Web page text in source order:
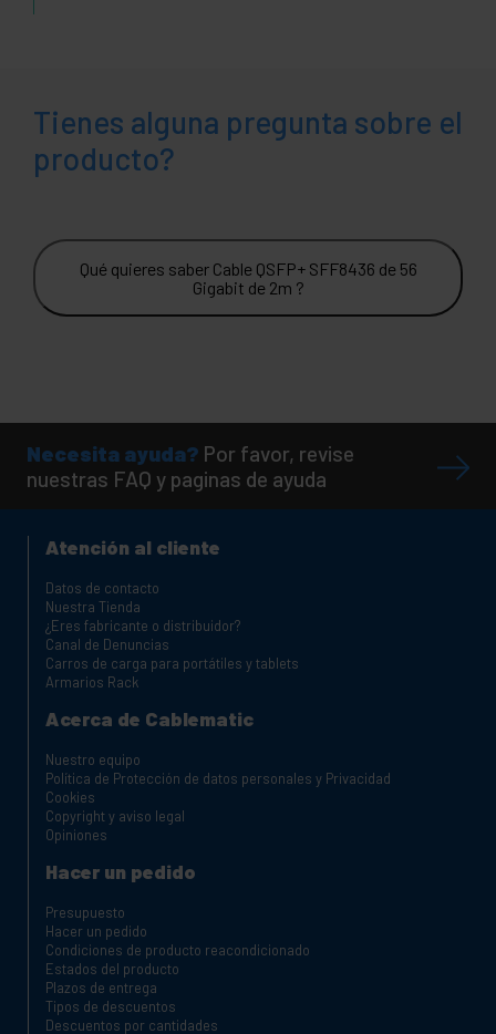
Tienes alguna pregunta sobre el
producto?
Qué quieres saber Cable QSFP+ SFF8436 de 56
Gigabit de 2m ?
Necesita ayuda? Por favor, revise
nuestras FAQ y paginas de ayuda
Atención al cliente
Datos de contacto
Nuestra Tienda
¿Eres fabricante o distribuidor?
Canal de Denuncias
Carros de carga para portátiles y tablets
Armarios Rack
Acerca de Cablematic
Nuestro equipo
Política de Protección de datos personales y Privacidad
Cookies
Copyright y aviso legal
Opiniones
Hacer un pedido
Presupuesto
Hacer un pedido
Condiciones de producto reacondicionado
Estados del producto
Plazos de entrega
Tipos de descuentos
Descuentos por cantidades